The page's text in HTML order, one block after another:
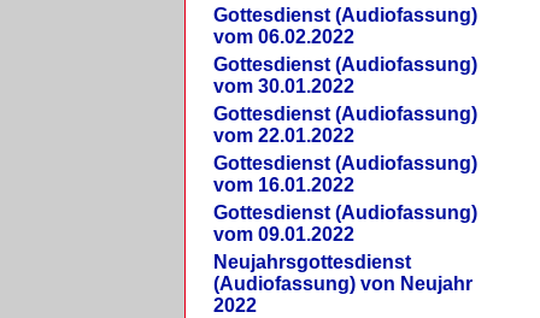
Gottesdienst (Audiofassung)
vom 06.02.2022
Gottesdienst (Audiofassung)
vom 30.01.2022
Gottesdienst (Audiofassung)
vom 22.01.2022
Gottesdienst (Audiofassung)
vom 16.01.2022
Gottesdienst (Audiofassung)
vom 09.01.2022
Neujahrsgottesdienst
(Audiofassung) von Neujahr
2022